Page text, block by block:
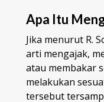
Apa Itu
Jika menurut R.
arti mengajak,
atau membakar
melakukan
tersebut